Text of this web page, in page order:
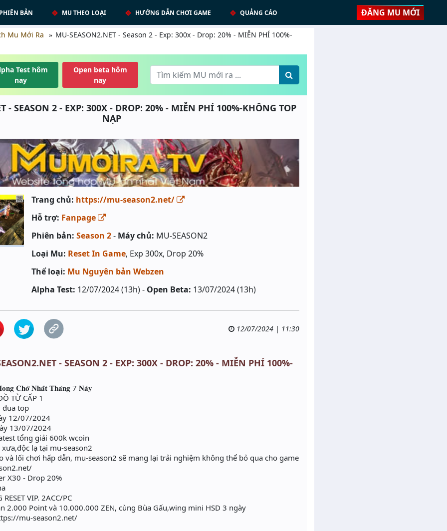
BẢN MU THEO LOẠI HƯỚNG DẪN CHƠI GAME QUẢNG CÁO ĐĂNG MU MỚI
Mu Mới Ra
MU-SEASON2.NET - Season 2 - Exp: 300x - Drop: 20% - MIỄN PHÍ 100%-
Test hôm
nay
Open beta hôm
nay
- SEASON 2 - EXP: 300X - DROP: 20% - MIỄN PHÍ 100%-KHÔNG TOP
NẠP
Trang chủ: https://mu-season2.net/
Hỗ trợ: Fanpage
Phiên bản: Season 2- Máy chủ: MU-SEASON2
Loại Mu: Reset In Game, Exp 300x, Drop 20%
Thể loại: Mu Nguyên bản Webzen
Alpha Test: 12/07/2024 (13h) - Open Beta: 13/07/2024 (13h)
12/07/2024 | 11:30
- SEASON 2 - EXP: 300X - DROP: 20% - MIỄN PHÍ 100%-
𝐂𝐡𝐨̛̀ 𝐍𝐡𝐚̂́𝐭 𝐓𝐡𝐚́𝐧𝐠 7 𝐍𝐚̀𝐲
TỪ CẤP 1
đua top
12/07/2024
13/07/2024
tổng giải 600k wcoin
lạ tại mu-season2
và lối chơi hấp dẫn, mu-season2 sẽ mang lại trải nghiệm không thể bỏ qua cho game
X30 - Drop 20%
VIP. 2ACC/PC
2.000 Point và 10.000.000 ZEN, cùng Bùa Gấu,wing mini HSD 3 ngày
mu-season2.net/